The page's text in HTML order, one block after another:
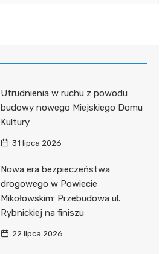
Utrudnienia w ruchu z powodu
budowy nowego Miejskiego Domu
Kultury
31 lipca 2026
Nowa era bezpieczeństwa
drogowego w Powiecie
Mikołowskim: Przebudowa ul.
Rybnickiej na finiszu
22 lipca 2026